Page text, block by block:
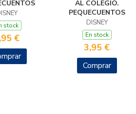
stock
€
AL COLEGIO.
PEQUECUENTOS
DISNEY
En stock
3,95 €
Comprar